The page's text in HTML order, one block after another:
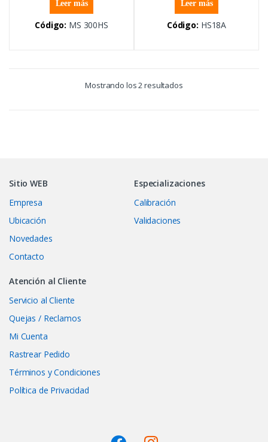
Leer más
Código: MS 300HS
Leer más
Código: HS18A
Mostrando los 2 resultados
Sitio WEB
Empresa
Ubicación
Novedades
Contacto
Especializaciones
Calibración
Validaciones
Atención al Cliente
Servicio al Cliente
Quejas / Reclamos
Mi Cuenta
Rastrear Pedido
Términos y Condiciones
Política de Privacidad